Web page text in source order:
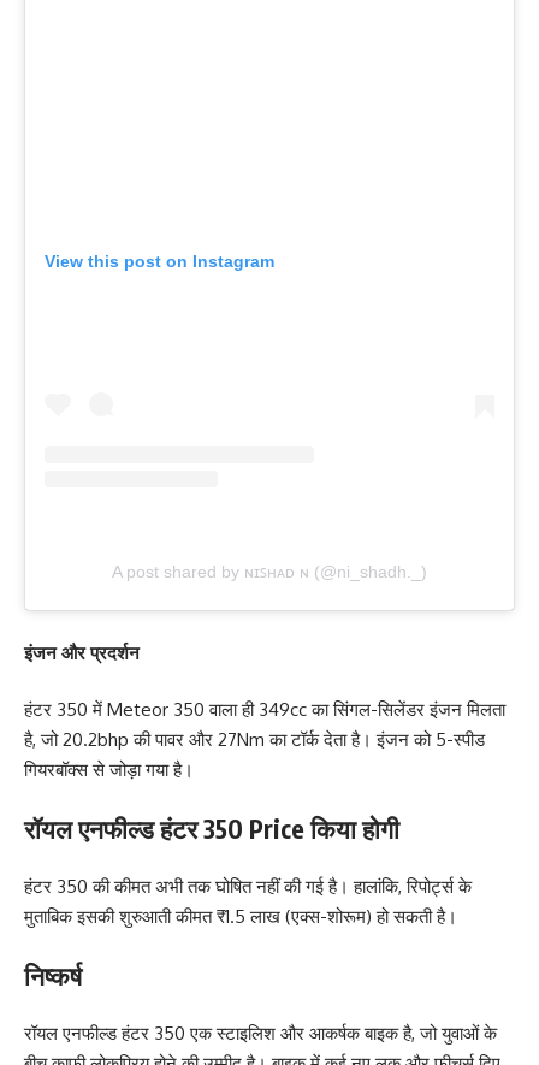
View this post on Instagram
A post shared by ɴɪꜱʜᴀᴅ ɴ (@ni_shadh._)
इंजन और प्रदर्शन
हंटर 350 में Meteor 350 वाला ही 349cc का सिंगल-सिलेंडर इंजन मिलता
है, जो 20.2bhp की पावर और 27Nm का टॉर्क देता है। इंजन को 5-स्पीड
गियरबॉक्स से जोड़ा गया है।
रॉयल एनफील्ड हंटर 350 Price किया होगी
हंटर 350 की कीमत अभी तक घोषित नहीं की गई है। हालांकि, रिपोर्ट्स के
मुताबिक इसकी शुरुआती कीमत ₹1.5 लाख (एक्स-शोरूम) हो सकती है।
निष्कर्ष
रॉयल एनफील्ड हंटर 350 एक स्टाइलिश और आकर्षक बाइक है, जो युवाओं के